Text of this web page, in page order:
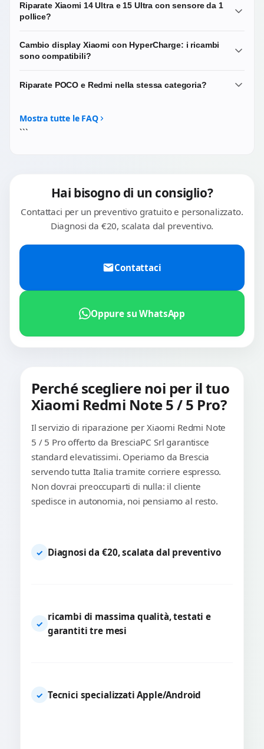
Riparate Xiaomi 14 Ultra e 15 Ultra con sensore da 1
pollice?
ultime generazioni. Le serie Ultra hanno sensori
fotografici di grandi dimensioni e moduli ottici Leica
effettuiamo la sostituzione completa del modulo
Cambio display Xiaomi con HyperCharge: i ricambi
sono compatibili?
compatibili con i protocolli di ricarica HyperCharge e
Riparate POCO e Redmi nella stessa categoria?
sub-brand del gruppo Xiaomi ma con architetture e
ricambi spesso diversi: vai nelle rispettive sezioni del sito.
Mostra tutte le FAQ
```
Hai bisogno di un consiglio?
Contattaci per un preventivo gratuito e personalizzato.
Diagnosi da €20, scalata dal preventivo.
Contattaci
Oppure su WhatsApp
Perché scegliere noi per il tuo
Xiaomi Redmi Note 5 / 5 Pro?
Il servizio di riparazione per Xiaomi Redmi Note
5 / 5 Pro offerto da BresciaPC Srl garantisce
standard elevatissimi. Operiamo da Brescia
servendo tutta Italia tramite corriere espresso.
Non dovrai preoccuparti di nulla: il cliente
spedisce in autonomia, noi pensiamo al resto.
✓ Diagnosi da €20, scalata dal preventivo
✓
ricambi di massima qualità, testati e
garantiti tre mesi
✓ Tecnici specializzati Apple/Android